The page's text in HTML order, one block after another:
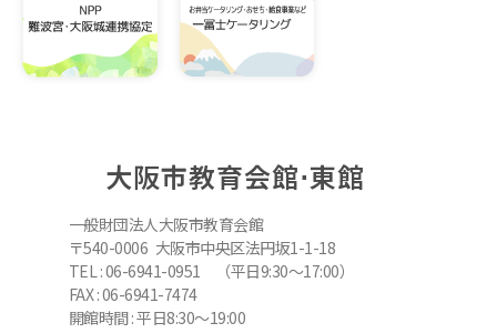
大阪市教育会館⋅東館
一般財団法人大阪市教育会館
〒540-0006 大阪市中央区法円坂1-1-18
TEL : 06-6941-0951 （平日9:30～17:00）
FAX : 06-6941-7474
開館時間 : 平日8:30～19:00